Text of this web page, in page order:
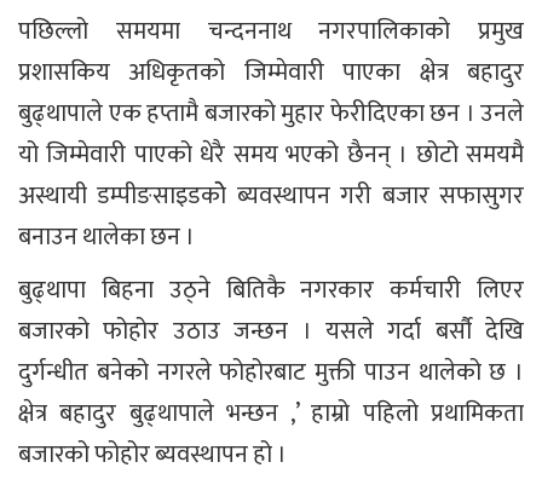
पछिल्लो समयमा चन्दननाथ नगरपालिकाको प्रमुख
प्रशासकिय अधिकृतको जिम्मेवारी पाएका क्षेत्र बहादुर
बुढ्थापाले एक हप्तामै बजारको मुहार फेरीदिएका छन । उनले
यो जिम्मेवारी पाएको धेरै समय भएको छैनन् । छोटो समयमै
अस्थायी डम्पीङसाइडकोे ब्यवस्थापन गरी बजार सफासुगर
बनाउन थालेका छन ।
बुढ्थापा बिहना उठ्ने बितिकै नगरकार कर्मचारी लिएर
बजारको फोहोर उठाउ जन्छन । यसले गर्दा बर्सौ देखि
दुर्गन्धीत बनेको नगरले फोहोरबाट मुक्ती पाउन थालेको छ ।
क्षेत्र बहादुर बुढ्थापाले भन्छन ,’ हाम्रो पहिलो प्रथामिकता
बजारको फोहोर ब्यवस्थापन हो ।